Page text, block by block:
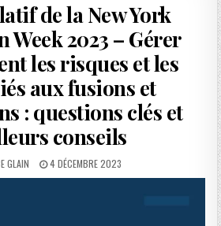
de la New York
2023 – Gérer
les risques et les
aux fusions et
: questions clés et
conseils
GLAIN
PUBLISHED
DATE:
4 DÉCEMBRE 2023